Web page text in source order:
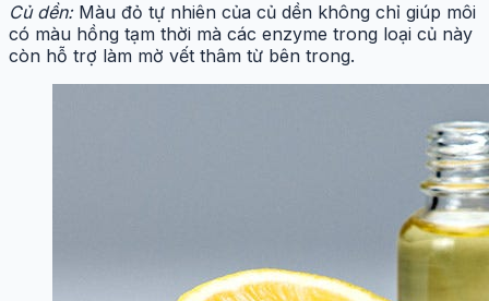
Củ dền:Màu đỏ tự nhiên của củ dền không chỉ giúp môi
có màu hồng tạm thời mà các enzyme trong loại củ này
còn hỗ trợ làm mờ vết thâm từ bên trong.